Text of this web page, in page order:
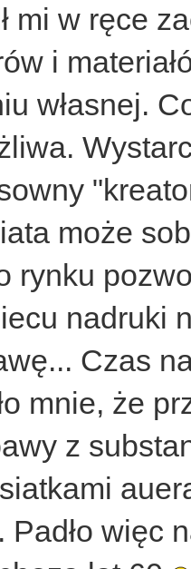
mi w ręce
i
własnej.
może
rynku
nadruki
Czas
mnie, że
z
więc